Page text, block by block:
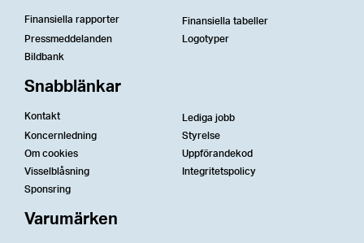
Finansiella rapporter
Finansiella tabeller
Pressmeddelanden
Logotyper
Bildbank
Snabblänkar
Kontakt
Lediga jobb
Koncernledning
Styrelse
Om cookies
Uppförandekod
Visselblåsning
Integritetspolicy
Sponsring
Varumärken